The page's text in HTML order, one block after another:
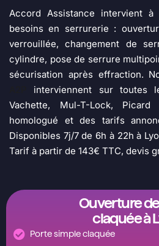
Accord Assistance intervient
besoins en serrurerie :
verrouillée, changement de
cylindre, pose de serrure
sécurisation après effraction.
interviennent sur toutes
Vachette, Mul-T-Lock,
homologué et des tarifs
Disponibles 7j/7 de 6h à 22h à
Tarif à partir de 143€ TTC, devis
Ouverture
claquée à
Porte simple claquée